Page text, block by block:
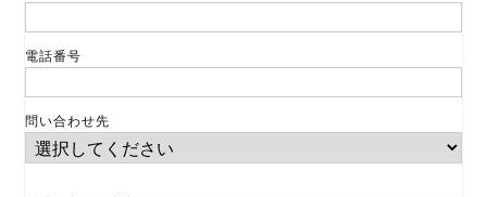
電話番号
問い合わせ先